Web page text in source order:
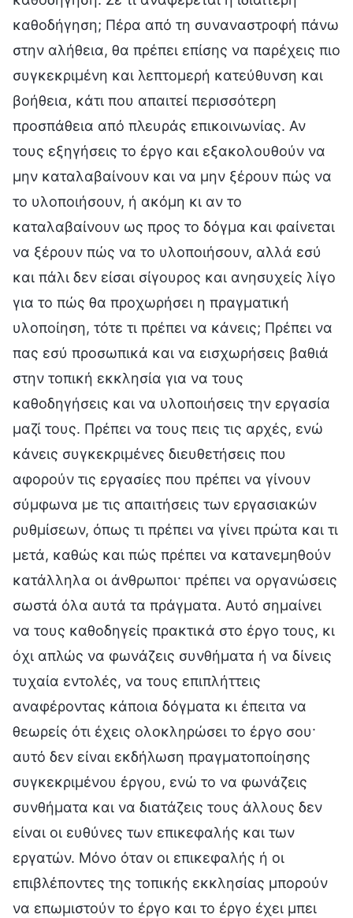
καθοδήγηση; Πέρα από τη συναναστροφή πάνω
στην αλήθεια, θα πρέπει επίσης να παρέχεις πιο
συγκεκριμένη και λεπτομερή κατεύθυνση και
βοήθεια, κάτι που απαιτεί περισσότερη
προσπάθεια από πλευράς επικοινωνίας. Αν
τους εξηγήσεις το έργο και εξακολουθούν να
μην καταλαβαίνουν και να μην ξέρουν πώς να
το υλοποιήσουν, ή ακόμη κι αν το
καταλαβαίνουν ως προς το δόγμα και φαίνεται
να ξέρουν πώς να το υλοποιήσουν, αλλά εσύ
και πάλι δεν είσαι σίγουρος και ανησυχείς λίγο
για το πώς θα προχωρήσει η πραγματική
υλοποίηση, τότε τι πρέπει να κάνεις; Πρέπει να
πας εσύ προσωπικά και να εισχωρήσεις βαθιά
στην τοπική εκκλησία για να τους
καθοδηγήσεις και να υλοποιήσεις την εργασία
μαζί τους. Πρέπει να τους πεις τις αρχές, ενώ
κάνεις συγκεκριμένες διευθετήσεις που
αφορούν τις εργασίες που πρέπει να γίνουν
σύμφωνα με τις απαιτήσεις των εργασιακών
ρυθμίσεων, όπως τι πρέπει να γίνει πρώτα και τι
μετά, καθώς και πώς πρέπει να κατανεμηθούν
κατάλληλα οι άνθρωποι· πρέπει να οργανώσεις
σωστά όλα αυτά τα πράγματα. Αυτό σημαίνει
να τους καθοδηγείς πρακτικά στο έργο τους, κι
όχι απλώς να φωνάζεις συνθήματα ή να δίνεις
τυχαία εντολές, να τους επιπλήττεις
αναφέροντας κάποια δόγματα κι έπειτα να
θεωρείς ότι έχεις ολοκληρώσει το έργο σου·
αυτό δεν είναι εκδήλωση πραγματοποίησης
συγκεκριμένου έργου, ενώ το να φωνάζεις
συνθήματα και να διατάζεις τους άλλους δεν
είναι οι ευθύνες των επικεφαλής και των
εργατών. Μόνο όταν οι επικεφαλής ή οι
επιβλέποντες της τοπικής εκκλησίας μπορούν
να επωμιστούν το έργο και το έργο έχει μπει